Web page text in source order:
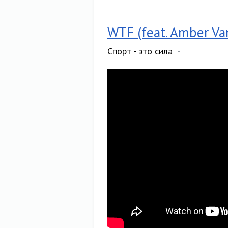
WTF (feat. Amber
Спорт - это сила